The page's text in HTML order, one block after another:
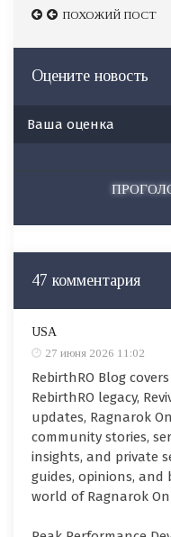
ПОХОЖИЙ ПОСТ
ПОХОЖИЙ ПОСТ
Оцените новость
Ваша оценка
47 комментария
USA
27 июня 2026 11:02
RebirthRO Blog
RebirthRO legacy,
updates, Ragnarok
community stories,
insights, and private
guides, opinions,
world of Ragnarok